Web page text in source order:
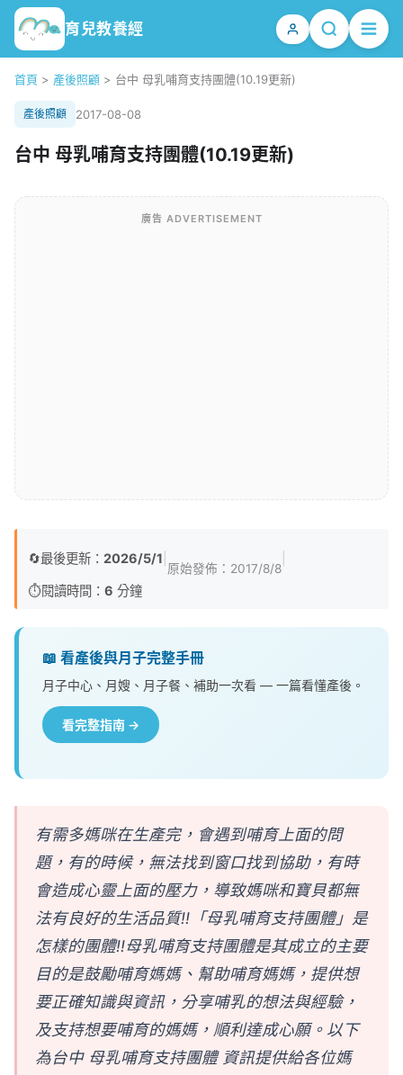
育兒教養經
首頁 > 產後照顧 > 台中 母乳哺育支持團體(10.19更新)
產後照顧 2017-08-08
台中 母乳哺育支持團體(10.19更新)
廣告 ADVERTISEMENT
🔄最後更新： 2026/5/1
原始發佈： 2017/8/8
⏱️閱讀時間： 6 分鐘
📖 看產後與月子完整手冊
月子中心、月嫂、月子餐、補助一次看 — 一篇看懂產後。
看完整指南 →
有需多媽咪在生產完，會遇到哺育上面的問
題，有的時候，無法找到窗口找到協助，有時
會造成心靈上面的壓力，導致媽咪和寶貝都無
法有良好的生活品質!! 「母乳哺育支持團體」是
怎樣的團體!!母乳哺育支持團體是其成立的主要
目的是鼓勵哺育媽媽、幫助哺育媽媽，提供想
要正確知識與資訊，分享哺乳的想法與經驗，
及支持想要哺育的媽媽，順利達成心願。以下
為台中 母乳哺育支持團體 資訊提供給各位媽